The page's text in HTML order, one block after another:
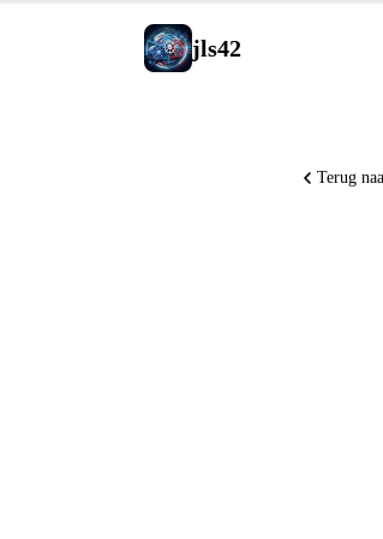
jls42
Terug